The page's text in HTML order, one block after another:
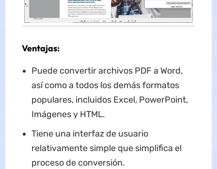
Ventajas:
Puede convertir archivos PDF a Word,
así como a todos los demás formatos
populares, incluidos Excel, PowerPoint,
Imágenes y HTML.
Tiene una interfaz de usuario
relativamente simple que simplifica el
proceso de conversión.